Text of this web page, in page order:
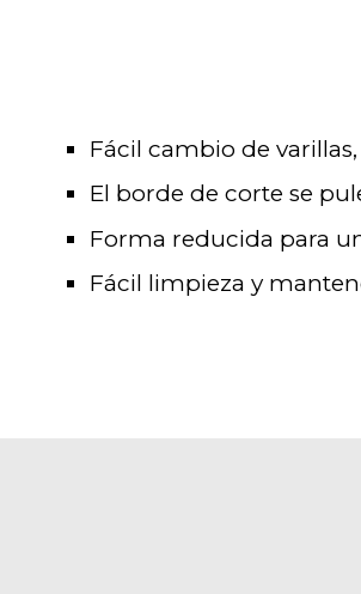
Fácil cambio de
El borde de corte se
Forma reducida para
Fácil limpieza y